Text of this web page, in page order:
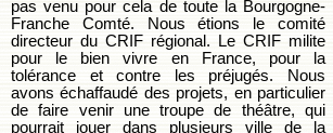
pas venu pour cela de toute la Bourgogne-
Franche Comté. Nous étions le comité
directeur du CRIF régional. Le CRIF milite
pour le bien vivre en France, pour la
tolérance et contre les préjugés. Nous
avons échaffaudé des projets, en particulier
de faire venir une troupe de théâtre, qui
pourrait jouer dans plusieurs ville de la